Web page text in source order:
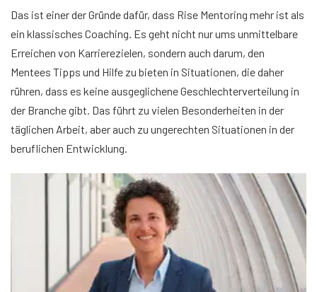
Das ist einer der Gründe dafür, dass Rise Mentoring mehr ist als
ein klassisches Coaching. Es geht nicht nur ums unmittelbare
Erreichen von Karrierezielen, sondern auch darum, den
Mentees Tipps und Hilfe zu bieten in Situationen, die daher
rühren, dass es keine ausgeglichene Geschlechterverteilung in
der Branche gibt. Das führt zu vielen Besonderheiten in der
täglichen Arbeit, aber auch zu ungerechten Situationen in der
beruflichen Entwicklung.